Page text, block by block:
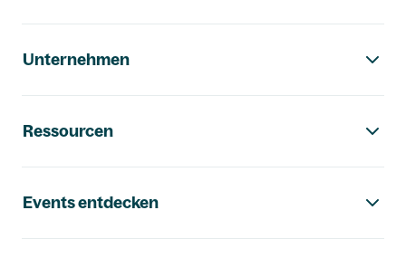
Unternehmen
Ressourcen
Events entdecken